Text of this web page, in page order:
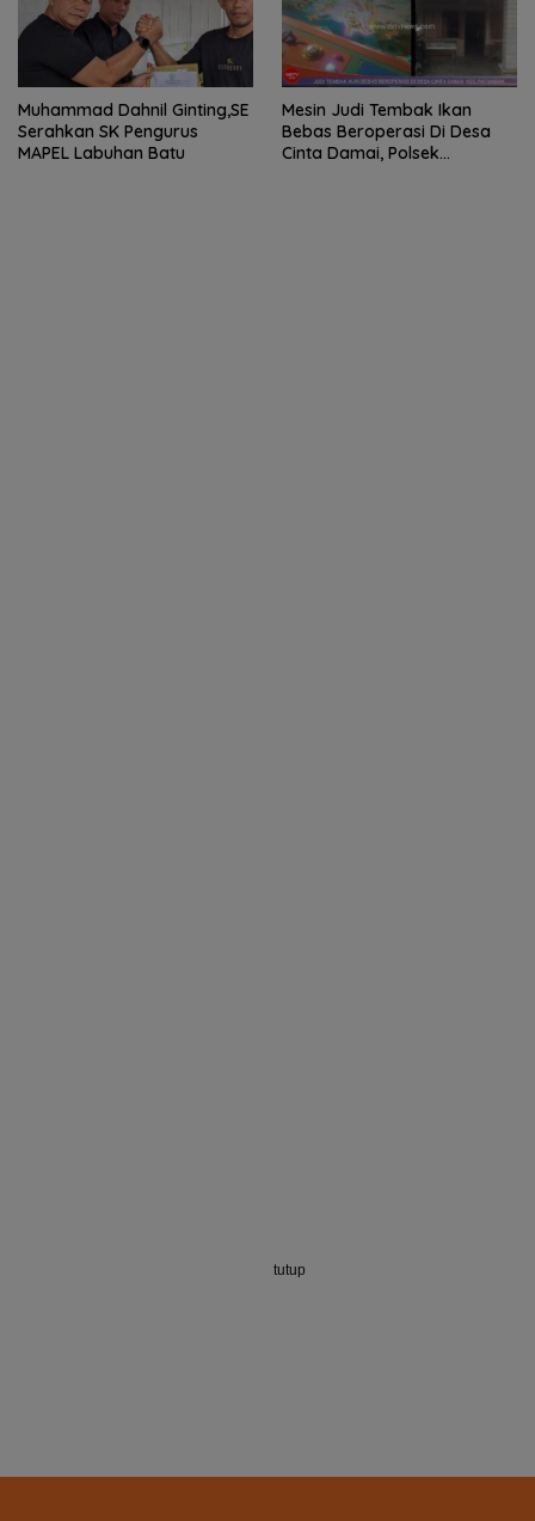
Muhammad Dahnil Ginting,SE
Serahkan SK Pengurus
MAPEL Labuhan Batu
Mesin Judi Tembak Ikan
Bebas Beroperasi Di Desa
Cinta Damai, Polsek
tutup